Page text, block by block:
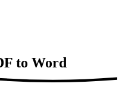
to Word